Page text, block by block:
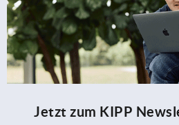
Jetzt zum KIPP